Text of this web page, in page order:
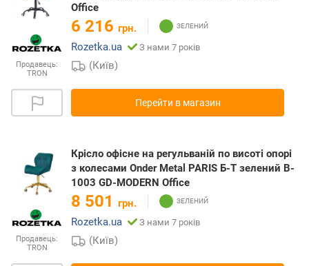
Продавець:
TRON
Office
6 216 грн.
Rozetka.ua
З нами 7 років
(Київ)
Перейти в магазин
Продавець:
TRON
Крісло офісне на регульваній по висоті опорі
з колесами Onder Metal PARIS Б-Т зелений B-
1003 GD-MODERN Office
8 501 грн.
Rozetka.ua
З нами 7 років
(Київ)